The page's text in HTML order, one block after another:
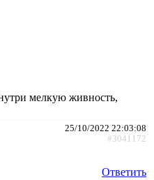
мелкую живность,
25/10/2022 22:03:08
#3041172
Ответить